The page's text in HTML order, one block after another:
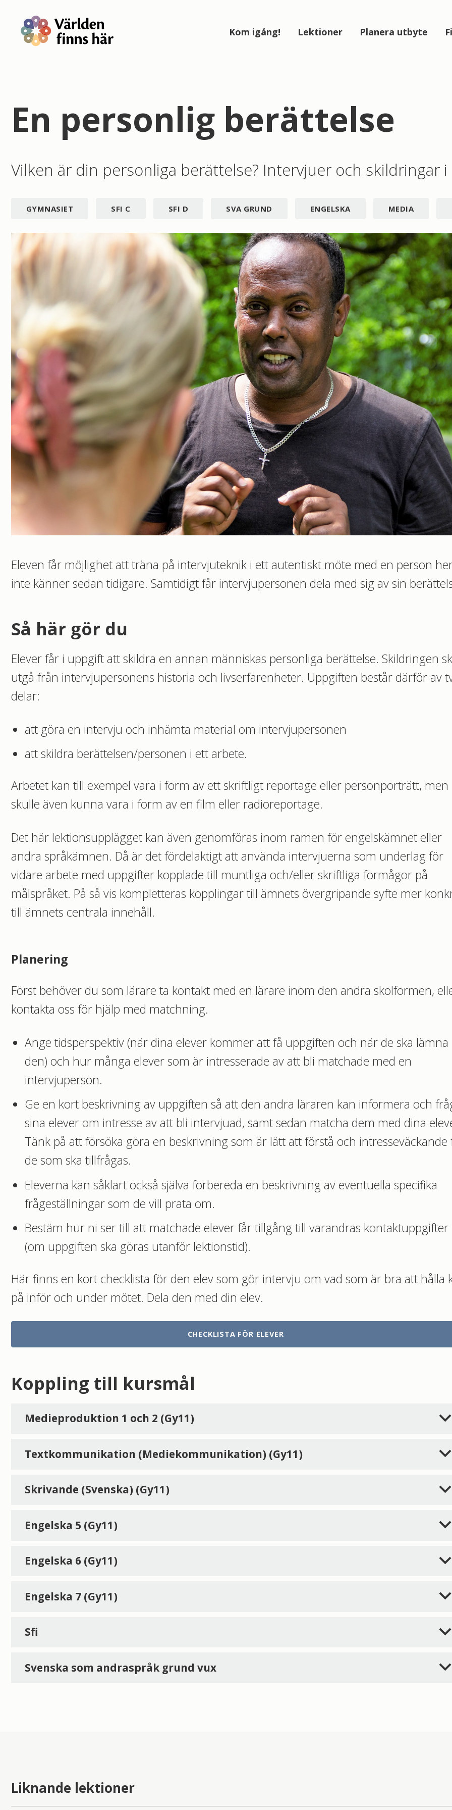
Kom igång! Lektioner Planera utbyte
En personlig berättelse
Vilken är din personliga berättelse? Intervjuer och skildringar
GYMNASIET SFI C SFI D SVA GRUND ENGELSKA MEDIA
Eleven får möjlighet att träna på intervjuteknik i ett autentiskt möte med en person
inte känner sedan tidigare. Samtidigt får intervjupersonen dela med sig av sin
Så här gör du
Elever får i uppgift att skildra en annan människas personliga berättelse. Skildringen
utgå från intervjupersonens historia och livserfarenheter. Uppgiften består därför av
delar:
att göra en intervju och inhämta material om intervjupersonen
att skildra berättelsen/personen i ett arbete.
Arbetet kan till exempel vara i form av ett skriftligt reportage eller personporträtt, men
skulle även kunna vara i form av en film eller radioreportage.
Det här lektionsupplägget kan även genomföras inom ramen för engelskämnet eller
andra språkämnen. Då är det fördelaktigt att använda intervjuerna som underlag för
vidare arbete med uppgifter kopplade till muntliga och/eller skriftliga förmågor på
målspråket. På så vis kompletteras kopplingar till ämnets övergripande syfte mer
till ämnets centrala innehåll.
Planering
Först behöver du som lärare ta kontakt med en lärare inom den andra skolformen,
kontakta oss för hjälp med matchning.
Ange tidsperspektiv (när dina elever kommer att få uppgiften och när de ska lämna
den) och hur många elever som är intresserade av att bli matchade med en
intervjuperson.
Ge en kort beskrivning av uppgiften så att den andra läraren kan informera och
sina elever om intresse av att bli intervjuad, samt sedan matcha dem med dina
Tänk på att försöka göra en beskrivning som är lätt att förstå och intresseväckande
de som ska tillfrågas.
Eleverna kan såklart också själva förbereda en beskrivning av eventuella specifika
frågeställningar som de vill prata om.
Bestäm hur ni ser till att matchade elever får tillgång till varandras kontaktuppgifter
(om uppgiften ska göras utanför lektionstid).
Här finns en kort checklista för den elev som gör intervju om vad som är bra att hålla
på inför och under mötet. Dela den med din elev.
CHECKLISTA FÖR ELEVER
Koppling till kursmål
Medieproduktion 1 och 2 (Gy11)
Textkommunikation (Mediekommunikation) (Gy11)
Skrivande (Svenska) (Gy11)
Engelska 5 (Gy11)
Engelska 6 (Gy11)
Engelska 7 (Gy11)
Sfi
Svenska som andraspråk grund vux
Liknande lektioner